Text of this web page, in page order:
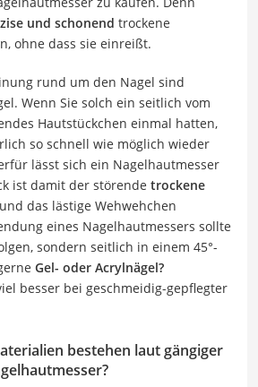
und schonend trockene
ohne dass sie einreißt.
rund um den Nagel sind
Wenn Sie solch ein seitlich vom
Hautstückchen einmal hatten,
so schnell wie möglich wieder
lässt sich ein Nagelhautmesser
ist damit der störende trockene
und das lästige Wehwehchen
eines Nagelhautmessers sollte
sondern seitlich in einem 45°-
Gel- oder Acrylnägel?
besser bei geschmeidig-gepflegter
bestehen laut gängiger